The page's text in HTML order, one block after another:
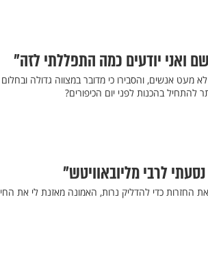
ואני יודעים כמה התפללתי לזה"
מעט אנשים, והסבירו כי מדובר במצווה גדולה ובחלום
בהכנות לפני יום הכיפורים?
לרבי מליובאוויטש"
החזרות כדי להדליק נרות, האמונה מאזנת לי את